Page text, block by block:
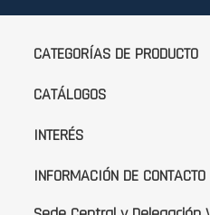
noticias:
CATEGORÍAS DE PRODUCTO
CATÁLOGOS
INTERÉS
INFORMACIÓN DE CONTACTO